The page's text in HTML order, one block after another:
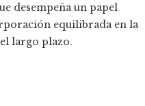
desempeña un papel
equilibrada en la
largo plazo.